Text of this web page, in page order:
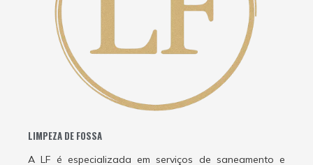
LIMPEZA DE FOSSA
A LF é especializada em serviços de saneamento e